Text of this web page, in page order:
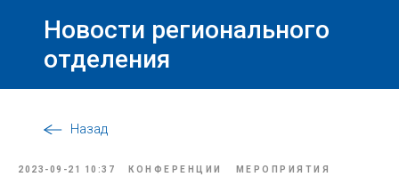
Новости регионального
отделения
Назад
2023-09-21 10:37 КОНФЕРЕНЦИИ МЕРОПРИЯТИЯ